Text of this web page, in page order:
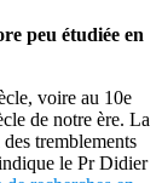
peu étudiée en
voire au 10e
de notre ère. La
tremblements
le Pr Didier